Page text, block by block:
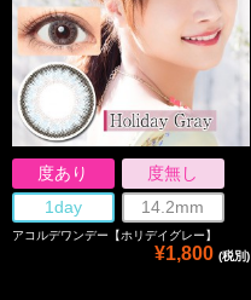
度あり
度無し
1day
14.2mm
アコルデワンデー【ホリデイグレー】
¥1,800 (税別)